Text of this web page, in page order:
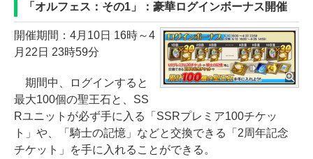
「オルフェス：その1」：豪華ログインボーナス開催
開催期間：4月10日 16時～4
月22日 23時59分
期間中、ログインすると
最大100個の聖王石と、SS
Rユニットが必ず手に入る「SSRプレミア100チケッ
ト」や、「騎士の記憶」などと交換できる「2周年記念
チケット」を手に入れることができる。